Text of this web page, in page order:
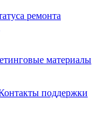
ремонта
материалы
поддержки